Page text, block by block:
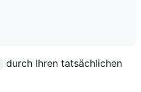
durch Ihren tatsächlichen